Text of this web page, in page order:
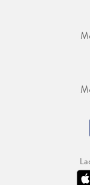
7. 3 . . . Stativ . . . 185
7. 4 . . .
7. 5 . . . Rigs und
7. 7 . . . Objektive,
7. 8 . . . Taschen,